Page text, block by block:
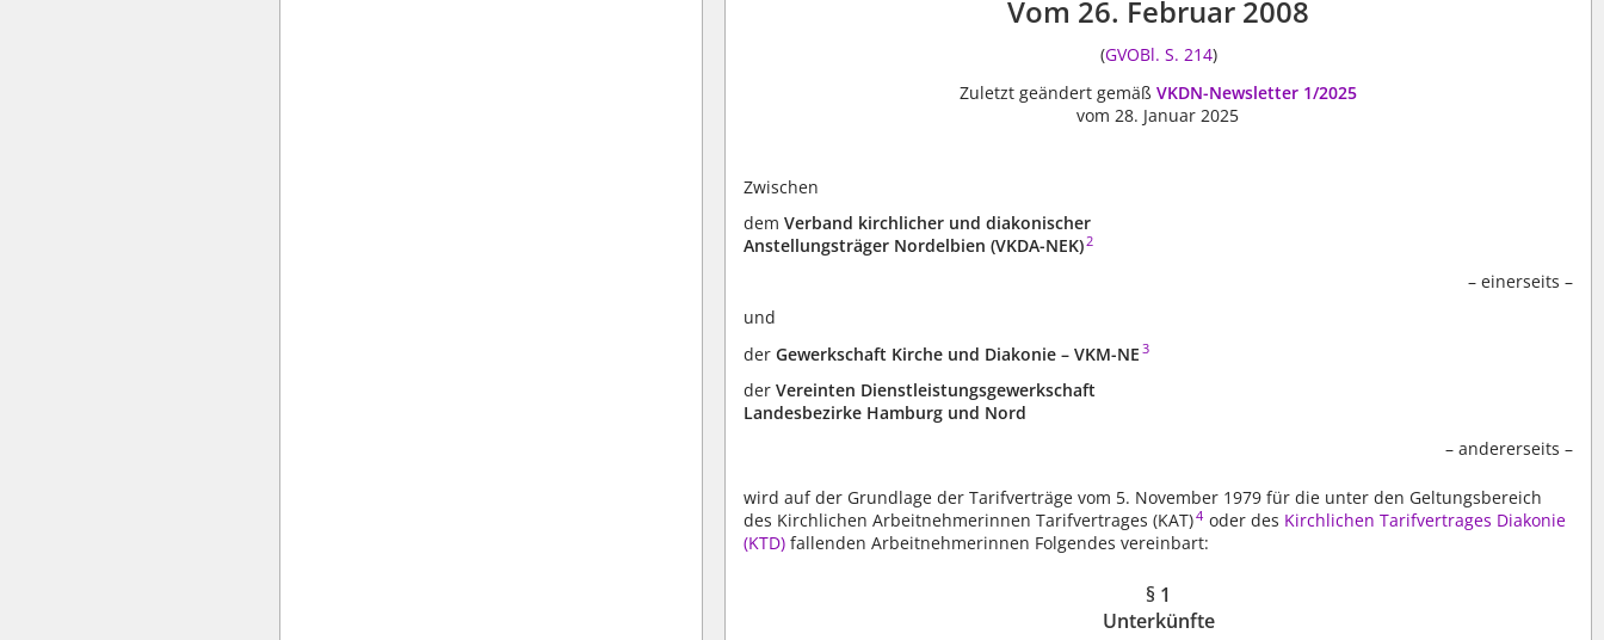
Vom 26. Februar 2008
(GVOBl. S. 214)
Zuletzt geändert gemäß VKDN-Newsletter 1/2025
vom 28. Januar 2025
Zwischen
demVerband kirchlicher und diakonischer
Anstellungsträger Nordelbien (VKDA-NEK) 2
– einerseits –
und
derGewerkschaft Kirche und Diakonie – VKM-NE 3
derVereinten Dienstleistungsgewerkschaft
Landesbezirke Hamburg und Nord
– andererseits –
wird auf der Grundlage der Tarifverträge vom 5. November 1979 für die unter den Geltungsbereich
des Kirchlichen Arbeitnehmerinnen Tarifvertrages (KAT)4 oder des Kirchlichen Tarifvertrages Diakonie
(KTD) fallenden Arbeitnehmerinnen Folgendes vereinbart:
§ 1
Unterkünfte